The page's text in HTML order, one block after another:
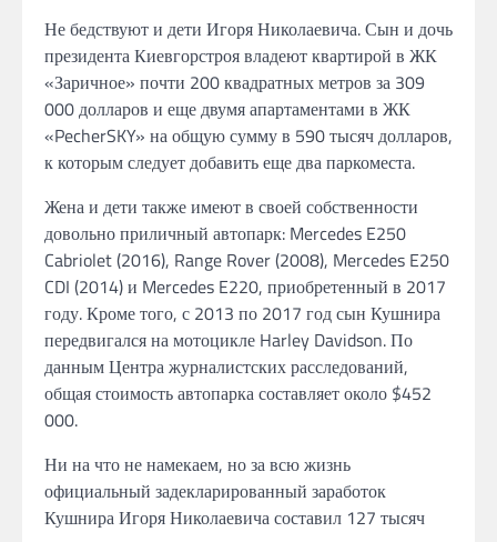
Не бедствуют и дети Игоря Николаевича. Сын и дочь
президента Киевгорстроя владеют квартирой в ЖК
«Заричное» почти 200 квадратных метров за 309
000 долларов и еще двумя апартаментами в ЖК
«PecherSKY» на общую сумму в 590 тысяч долларов,
к которым следует добавить еще два паркоместа.
Жена и дети также имеют в своей собственности
довольно приличный автопарк: Mercedes E250
Cabriolet (2016), Range Rover (2008), Mercedes E250
CDI (2014) и Mercedes E220, приобретенный в 2017
году. Кроме того, с 2013 по 2017 год сын Кушнира
передвигался на мотоцикле Harley Davidson. По
данным Центра журналистских расследований,
общая стоимость автопарка составляет около $452
000.
Ни на что не намекаем, но за всю жизнь
официальный задекларированный заработок
Кушнира Игоря Николаевича составил 127 тысяч